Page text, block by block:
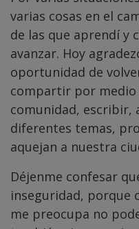
varias cosas en el
de las que aprendí y
avanzar. Hoy
oportunidad de
compartir por medio
comunidad, escribir,
diferentes temas,
aquejan a nuestra
Déjenme confesar
inseguridad, porque
me preocupa no